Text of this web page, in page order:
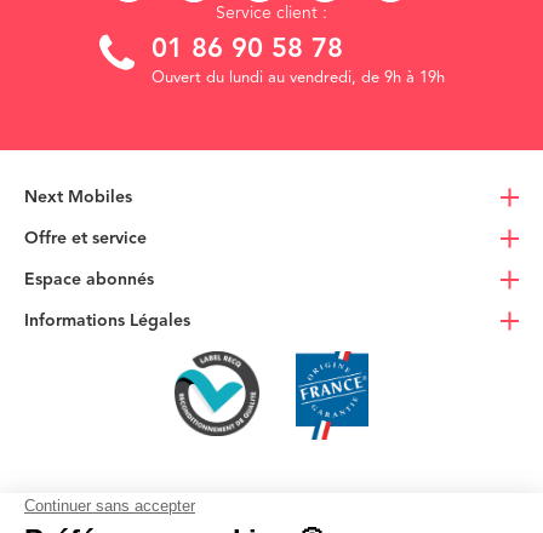
Service client :
01 86 90 58 78
Ouvert du lundi au vendredi, de 9h à 19h
Next Mobiles
Offre et service
Espace abonnés
Informations Légales